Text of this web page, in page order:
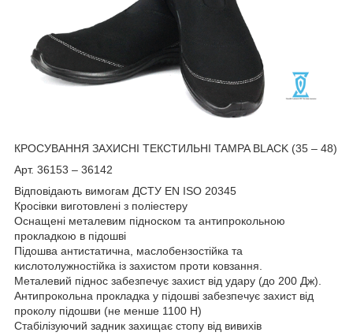
КРОСУВАННЯ ЗАХИСНІ ТЕКСТИЛЬНІ TAMPA BLACK (35 – 48)
Арт. 36153 – 36142
Відповідають вимогам ДСТУ EN ISO 20345
Кросівки виготовлені з поліестеру
Оснащені металевим підноском та антипрокольною
прокладкою в підошві
Підошва антистатична, маслобензостійка та
кислотолужностійка із захистом проти ковзання.
Металевий піднос забезпечує захист від удару (до 200 Дж).
Антипрокольна прокладка у підошві забезпечує захист від
проколу підошви (не менше 1100 Н)
Стабілізуючий задник захищає стопу від вивихів